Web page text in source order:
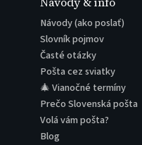
Návody (ako poslať)
Slovník pojmov
Časté otázky
Pošta cez sviatky
🎄 Vianočné termíny
Prečo Slovenská pošta
Volá vám pošta?
Blog